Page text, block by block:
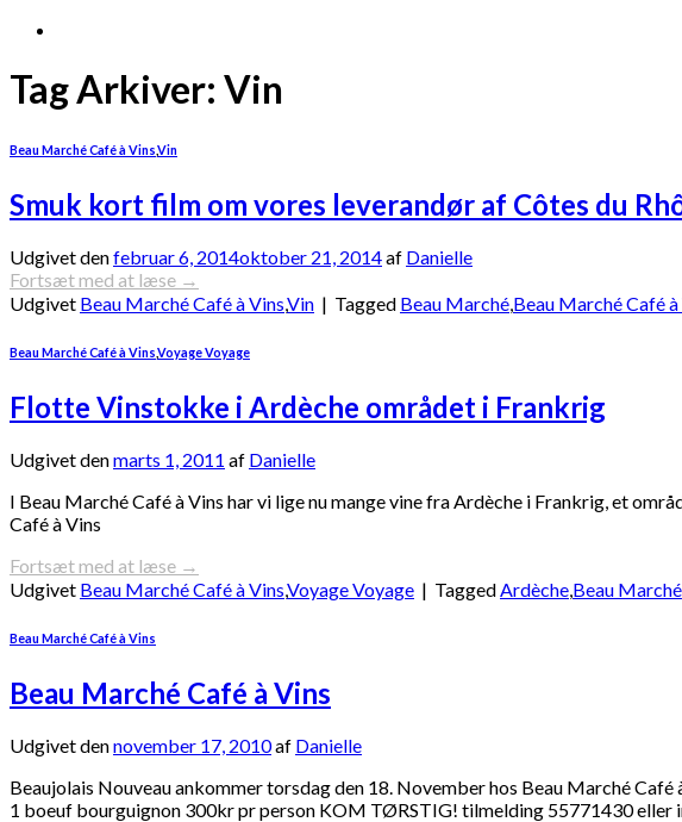
Tag Arkiver: Vin
Beau Marché Café à VinsVin
Smuk kort film om vores leverandør af Côtes du
Udgivet denfebruar 6, 2014oktober 21, 2014af Danielle
Fortsæt med at læse →
Udgivet Beau Marché Café à Vins,Vin | Tagged Beau Marché,Beau Marché Café à
Beau Marché Café à VinsVoyage Voyage
Flotte Vinstokke i Ardèche området i Frankrig
Udgivet denmarts 1, 2011 af Danielle
I Beau Marché Café à Vins har vi lige nu mange vine fra Ardèche i Frankrig, et
Café à Vins
Fortsæt med at læse →
Udgivet Beau Marché Café à Vins,Voyage Voyage | TaggedArdèche,Beau Marché
Beau Marché Café à Vins
Beau Marché Café à Vins
Udgivet dennovember 17, 2010af Danielle
Beaujolais Nouveau ankommer torsdag den 18. November hos Beau Marché
1 boeuf bourguignon 300kr pr person KOM TØRSTIG! tilmelding 55771430